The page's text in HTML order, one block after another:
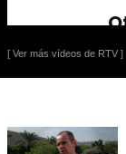
[ Ver más vídeos de RTV ]